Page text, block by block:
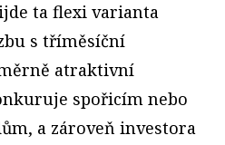
ta flexi varianta
s tříměsíční
atraktivní
spořicím nebo
a zároveň investora